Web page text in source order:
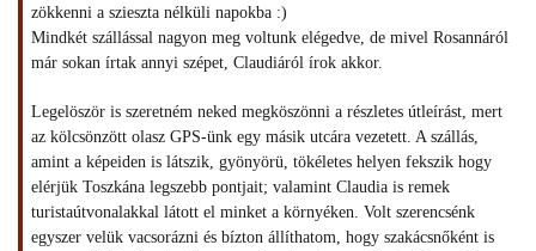
zökkenni a szieszta nélküli napokba :)
Mindkét szállással nagyon meg voltunk elégedve, de mivel Rosannáról
már sokan írtak annyi szépet, Claudiáról írok akkor.
Legelöször is szeretném neked megköszönni a részletes útleírást, mert
az kölcsönzött olasz GPS-ünk egy másik utcára vezetett. A szállás,
amint a képeiden is látszik, gyönyörü, tökéletes helyen fekszik hogy
elérjük Toszkána legszebb pontjait; valamint Claudia is remek
turistaútvonalakkal látott el minket a környéken. Volt szerencsénk
egyszer velük vacsorázni és bízton állíthatom, hogy szakácsnőként is